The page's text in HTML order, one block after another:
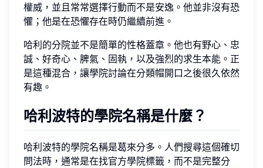
權威，並且常常選擇行動而不是安逸。他並非沒有恐
懼；他是在恐懼存在時仍繼續前進。
哈利的分院並不是簡單的性格蓋章。他也有野心、忠
誠、好奇心、脾氣、固執，以及強烈的求生本能。正
是這種混合，讓學院討論在分類帽開口之後很久依然
有趣。
哈利波特的學院名稱是什麼？
哈利波特的學院名稱是葛來分多。人們搜尋這個確切
問法時，通常是在找官方學院標籤，而不是完整分